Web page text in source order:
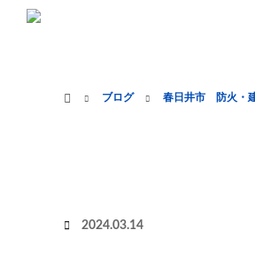
menu
ブログ
春日井市 防火・
2024.03.14